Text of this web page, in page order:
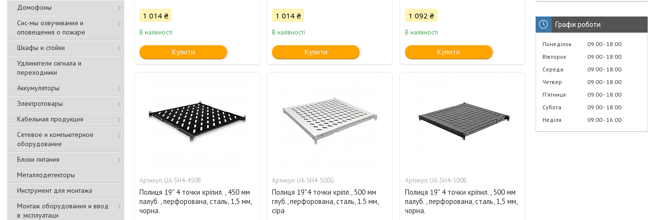
Домофоны
Сис-мы озвучивания и
оповещения о пожаре
Шкафы и стойки
Удлинители сигнала и
переходники
Аккумуляторы
Электротовары
Кабельная продукция
Сетевое и компьютерное
оборудование
Блоки питания
Металлодетекторы
Инструмент для монтажа
Монтаж оборудования и ввод
в эксплуатаци
1 014 ₴
В наявності
Купити
1 014 ₴
В наявності
Купити
1 092 ₴
В наявності
Купити
UA-SH4-450B
Полиця 19" 4 точки кріпил. , 450 мм
палуб. , перфорована, сталь, 1,5 мм,
чорна.
UA-SH4-500G
Полиця 19"4 точки кріпл., 500 мм
глуб., перфорована, сталь, 1.5 мм,
сіра
UA-SH4-500B
Полиця 19" 4 точки кріпил. , 500 мм
палуб. , перфорована, сталь, 1,5 мм,
чорна.
Графік роботи
Понеділок 09:00 18:00
Вівторок
09:00 18:00
Середа
09:00 18:00
Четвер
09:00 18:00
Пʼятниця
09:00 18:00
Субота
09:00 18:00
Неділя
09:00 16:00